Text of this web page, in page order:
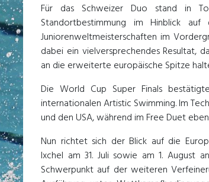
Für das Schweizer Duo stand in
Standortbestimmung im Hinblick auf
Juniorenweltmeisterschaften im
dabei ein vielversprechendes Resultat,
an die erweiterte europäische Spitze
Die World Cup Super Finals
internationalen Artistic Swimming. Im
und den USA, während im Free Duet
Nun richtet sich der Blick auf die
Ixchel am 31. Juli sowie am 1. August
Schwerpunkt auf der weiteren